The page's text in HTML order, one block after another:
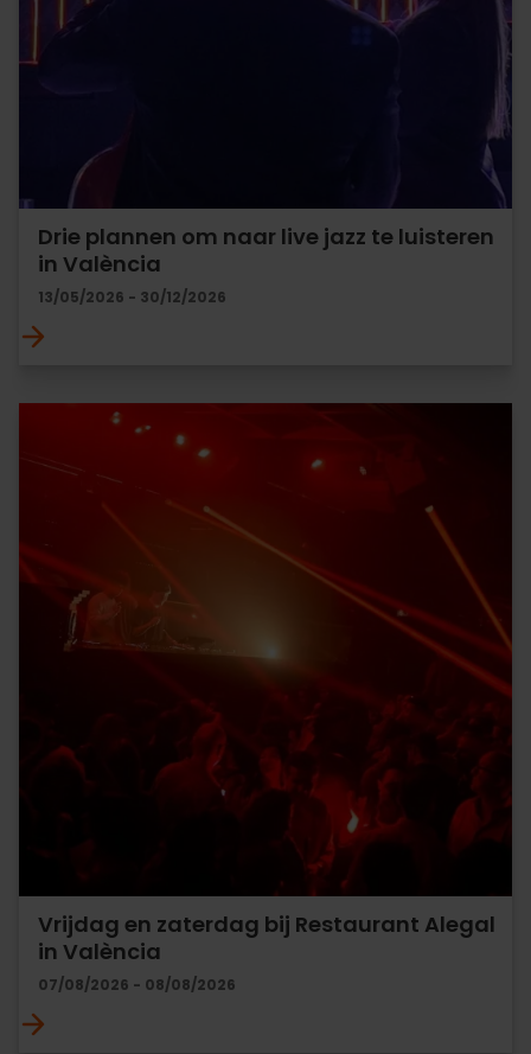
Drie plannen om naar live jazz te luisteren
in València
13/05/2026 - 30/12/2026
Vrijdag en zaterdag bij Restaurant Alegal
in València
07/08/2026 - 08/08/2026